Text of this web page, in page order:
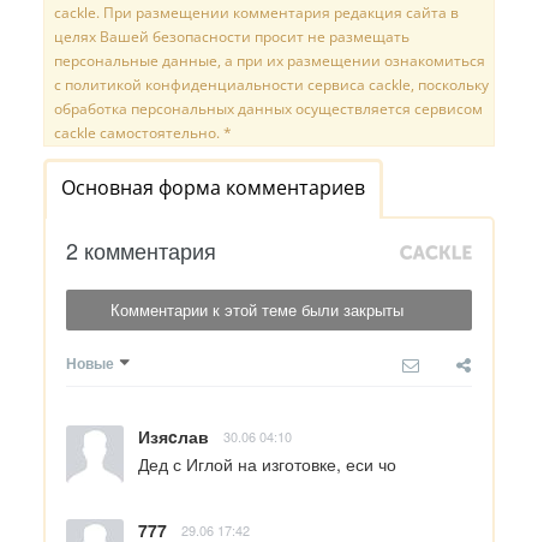
cackle. При размещении комментария редакция сайта в
целях Вашей безопасности просит не размещать
персональные данные, а при их размещении ознакомиться
с политикой конфиденциальности сервиса cackle, поскольку
обработка персональных данных осуществляется сервисом
cackle самостоятельно. *
Основная форма комментариев
2 комментария
Комментарии к этой теме были закрыты
Новые
Изяcлав 30.06 04:10
Дед с Иглой на изготовке, еси чо
777 29.06 17:42